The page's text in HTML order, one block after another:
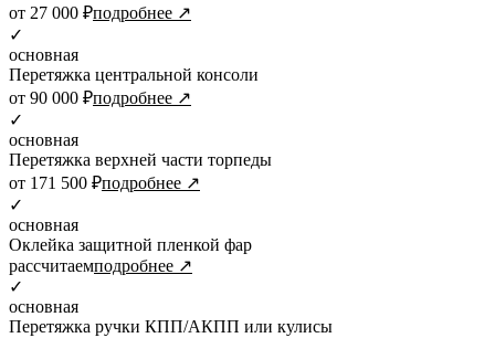
от 27 000 ₽подробнее ↗
✓
основная
Перетяжка центральной консоли
от 90 000 ₽подробнее ↗
✓
основная
Перетяжка верхней части торпеды
от 171 500 ₽подробнее ↗
✓
основная
Оклейка защитной пленкой фар
рассчитаемподробнее ↗
✓
основная
Перетяжка ручки КПП/АКПП или кулисы